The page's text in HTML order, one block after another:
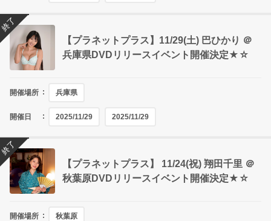
【プラネットプラス】11/29(土) 巴ひかり ＠
兵庫県DVDリリースイベント開催決定★☆
開催場所 兵庫県
開催日 2025/11/29 2025/11/29
終了
【プラネットプラス】 11/24(祝) 翔田千里 ＠
秋葉原DVDリリースイベント開催決定★☆
開催場所 秋葉原
終了